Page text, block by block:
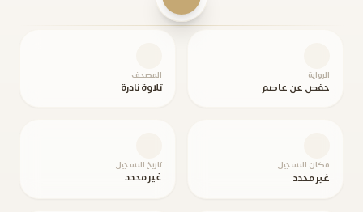
الرواية
حفص عن عاصم
المصحف
تلاوة نادرة
مكان التسجيل
غير محدد
تاريخ التسجيل
غير محدد